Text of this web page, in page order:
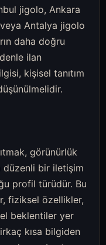
jigolo, Ankara
Antalya jigolo
daha doğru
ilan
kişisel tanıtım
görünürlük
düzenli bir iletişim
profil türüdür. Bu
fiziksel özellikler,
beklentiler yer
kısa bilgiden